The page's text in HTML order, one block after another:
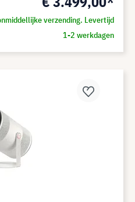
verzending. Levertijd
1-2 werkdagen